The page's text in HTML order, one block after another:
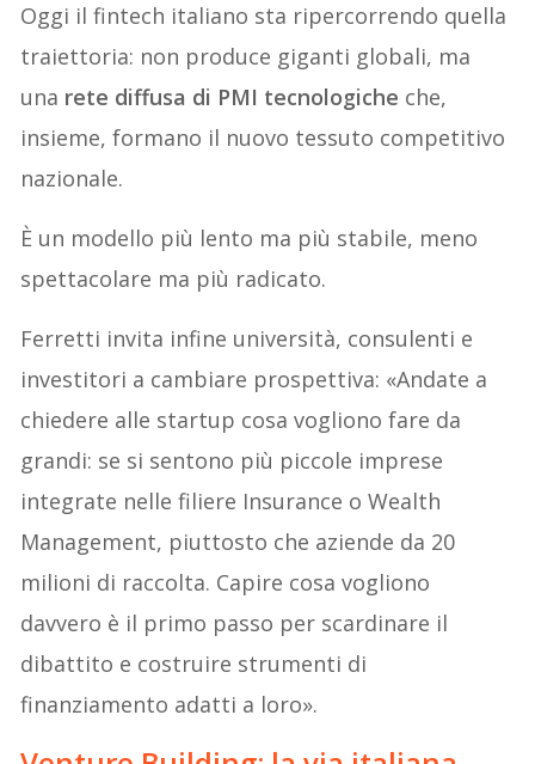
Oggi il fintech italiano sta ripercorrendo quella
traiettoria: non produce giganti globali, ma
una rete diffusa di PMI tecnologiche che,
insieme, formano il nuovo tessuto competitivo
nazionale.
È un modello più lento ma più stabile, meno
spettacolare ma più radicato.
Ferretti invita infine università, consulenti e
investitori a cambiare prospettiva: «Andate a
chiedere alle startup cosa vogliono fare da
grandi: se si sentono più piccole imprese
integrate nelle filiere Insurance o Wealth
Management, piuttosto che aziende da 20
milioni di raccolta. Capire cosa vogliono
davvero è il primo passo per scardinare il
dibattito e costruire strumenti di
finanziamento adatti a loro».